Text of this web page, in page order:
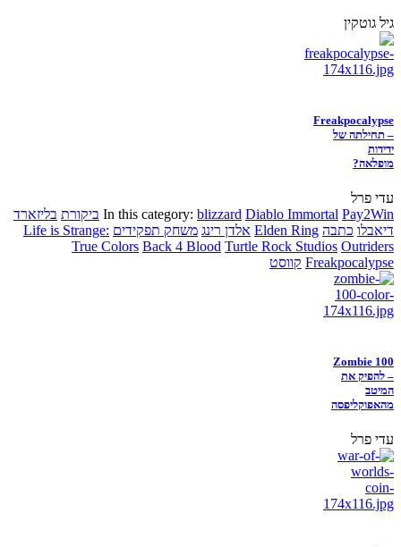
גיל גוטקין
Freakpocalypse
– תחילתה של
ידידות
מופלאה?
עדי פרל
In this category: blizzard Diablo Immortal Pay2Win ביקורת בליזארד
דיאבלו כתבה Elden Ring אלדן רינג משחק תפקידים Life is Strange:
True Colors Back 4 Blood Turtle Rock Studios Outriders
Freakpocalypse קווסט
Zombie 100
– להפיק את
המיטב
מהאפוקליפסה
עדי פרל